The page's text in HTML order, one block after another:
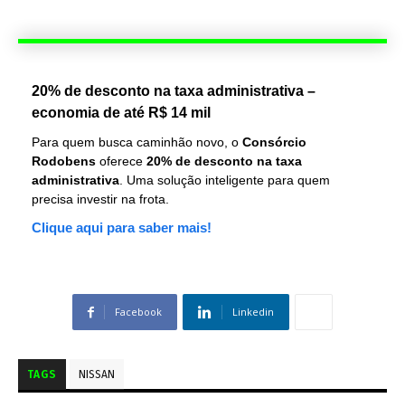
20% de desconto na taxa administrativa –
economia de até R$ 14 mil
Para quem busca caminhão novo, o Consórcio
Rodobens oferece 20% de desconto na taxa
administrativa . Uma solução inteligente para quem
precisa investir na frota.
Clique aqui para saber mais!
Facebook Linkedin
TAGS NISSAN